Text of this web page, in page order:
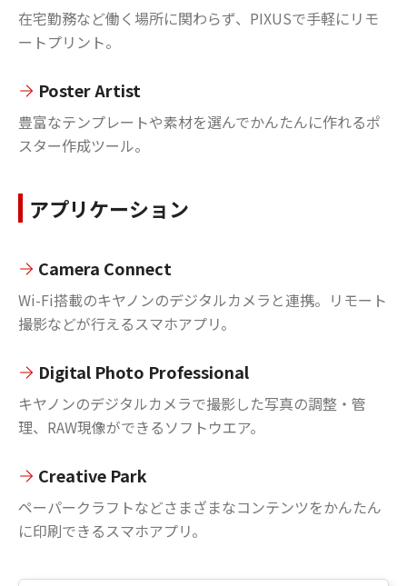
在宅勤務など働く場所に関わらず、PIXUSで手軽にリモ
ートプリント。
Poster Artist
豊富なテンプレートや素材を選んでかんたんに作れるポ
スター作成ツール。
アプリケーション
Camera Connect
Wi-Fi搭載のキヤノンのデジタルカメラと連携。リモート
撮影などが行えるスマホアプリ。
Digital Photo Professional
キヤノンのデジタルカメラで撮影した写真の調整・管
理、RAW現像ができるソフトウエア。
Creative Park
ペーパークラフトなどさまざまなコンテンツをかんたん
に印刷できるスマホアプリ。